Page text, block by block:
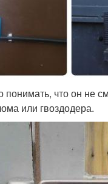
что он не
или гвоздодера.